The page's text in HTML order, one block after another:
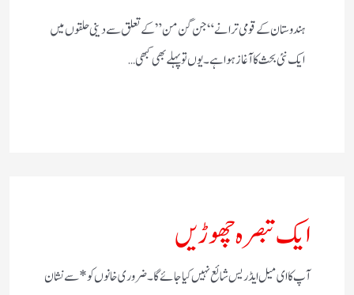
ہندوستان کے قومی ترانے “جن گن من” کے تعلق سے دینی حلقوں میں
ایک نئی بحث کا آغاز ہوا ہے۔ یوں تو پہلے بھی کبھی…
ایک تبصرہ چھوڑیں
آپ کا ای میل ایڈریس شائع نہیں کیا جائے گا۔ضروری خانوں کو*سے نشان